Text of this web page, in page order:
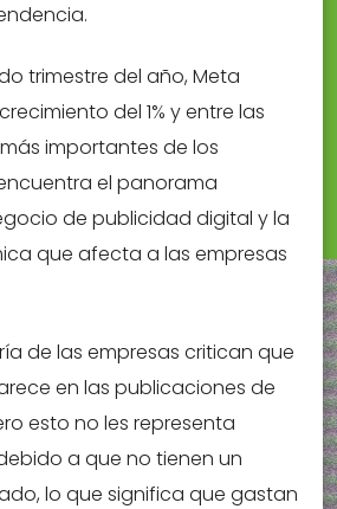
trimestre del año, Meta
del 1% y entre las
importantes de los
el panorama
de publicidad digital y la
que afecta a las empresas
de las empresas critican que
en las publicaciones de
esto no les representa
a que no tienen un
lo que significa que gastan